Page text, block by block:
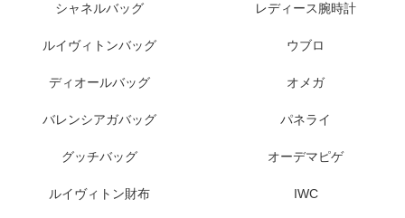
シャネルバッグ
ルイヴィトンバッグ
ディオールバッグ
バレンシアガバッグ
グッチバッグ
ルイヴィトン財布
レディース腕時計
ウブロ
オメガ
パネライ
オーデマピゲ
IWC